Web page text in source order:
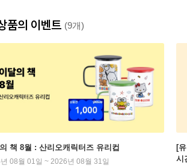
품의 이벤트 (9개)
책 8월 : 산리오캐릭터즈 유리컵
08월 01일 ~ 2026년 08월 31일
[
시